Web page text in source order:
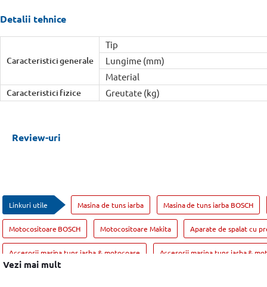
Detalii tehnice
Caracteristici generale
Tip
Lungime (mm)
Material
Caracteristici fizice
Greutate (kg)
Review-uri
Linkuri utile Masina de tuns iarba Masina de tuns iarba BOSCH
Motocositoare BOSCH Motocositoare Makita Aparate de spalat cu
Accesorii masina tuns iarba & motocoase Accesorii masina tuns iarba &
Vezi mai mult